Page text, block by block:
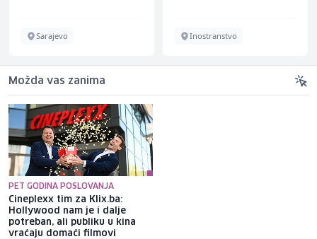
Sarajevo Inostranstvo
Možda vas zanima
PET GODINA POSLOVANJA
Cineplexx tim za Klix.ba:
Hollywood nam je i dalje
potreban, ali publiku u kina
vraćaju domaći filmovi